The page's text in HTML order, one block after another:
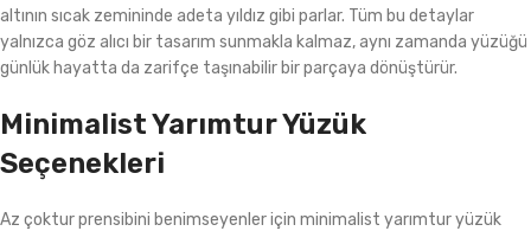
altının sıcak zemininde adeta yıldız gibi parlar. Tüm bu detaylar
yalnızca göz alıcı bir tasarım sunmakla kalmaz, aynı zamanda yüzüğü
günlük hayatta da zarifçe taşınabilir bir parçaya dönüştürür.
Minimalist Yarımtur Yüzük
Seçenekleri
Az çoktur prensibini benimseyenler için minimalist yarımtur yüzük